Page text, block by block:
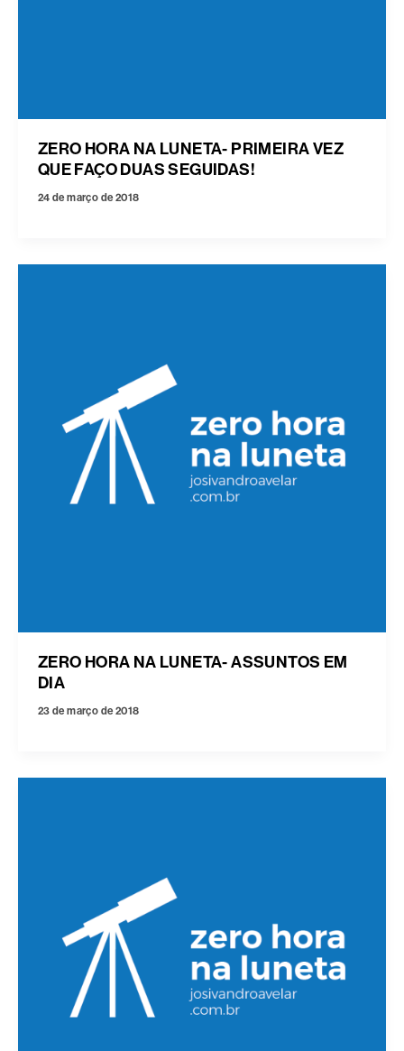
ZERO HORA NA LUNETA- PRIMEIRA VEZ
QUE FAÇO DUAS SEGUIDAS!
24 de março de 2018
ZERO HORA NA LUNETA- ASSUNTOS EM
DIA
23 de março de 2018